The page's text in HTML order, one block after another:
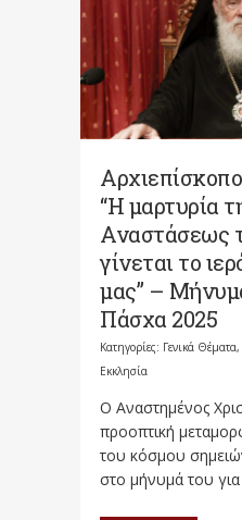
“Η μαρτυρία
Αναστάσεως
γίνεται το
μας” –
Πάσχα 2025
Κατηγορίες: Γενικά Θέματα,
Εκκλησία
Ο Αναστημένος
προοπτική
του κόσμου
στο μήνυμά του